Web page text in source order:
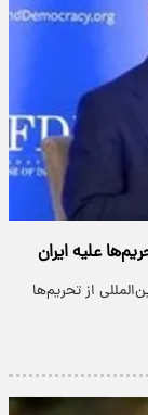
علیه ایران
از تحریم‌ها